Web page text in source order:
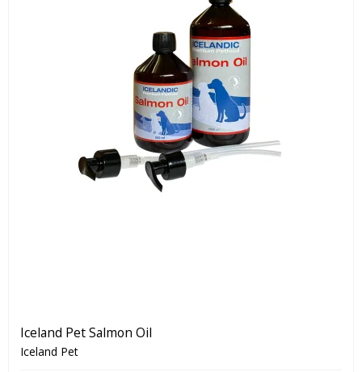
Iceland Pet Salmon Oil
Iceland Pet